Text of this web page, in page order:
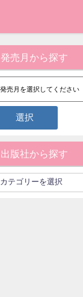
発売月から探す
出版社から探す